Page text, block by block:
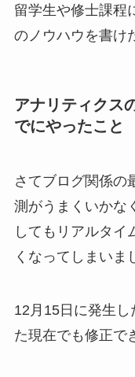
留学生や修士課程
のノウハウを書け
アナリティクス
でにやったこと
さてブログ関係の
測がうまくいかな
してもリアルタイ
くなってしまいま
12月15日に発生
た現在でも修正で